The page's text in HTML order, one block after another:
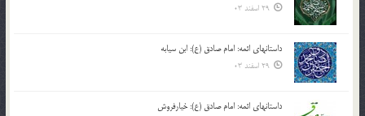
29 اسفند 03
داستانهای ائمه: امام صادق (ع): ابن سیابه
29 اسفند 03
داستانهای ائمه: امام صادق (ع): خیارفروش